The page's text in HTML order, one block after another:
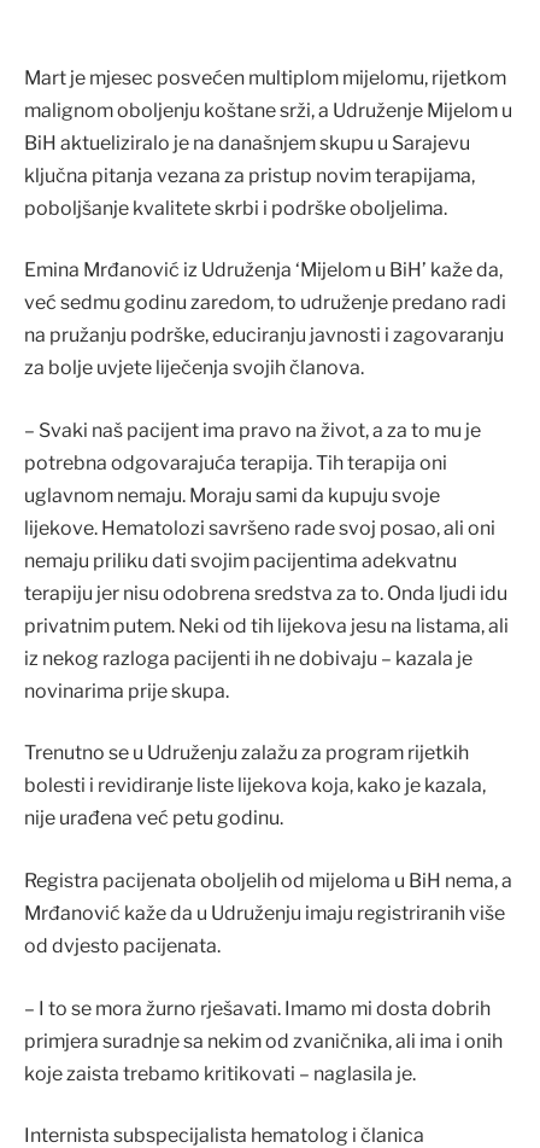
Mart je mjesec posvećen multiplom mijelomu, rijetkom
malignom oboljenju koštane srži, a Udruženje Mijelom u
BiH aktueliziralo je na današnjem skupu u Sarajevu
ključna pitanja vezana za pristup novim terapijama,
poboljšanje kvalitete skrbi i podrške oboljelima.
Emina Mrđanović iz Udruženja ‘Mijelom u BiH’ kaže da,
već sedmu godinu zaredom, to udruženje predano radi
na pružanju podrške, educiranju javnosti i zagovaranju
za bolje uvjete liječenja svojih članova.
– Svaki naš pacijent ima pravo na život, a za to mu je
potrebna odgovarajuća terapija. Tih terapija oni
uglavnom nemaju. Moraju sami da kupuju svoje
lijekove. Hematolozi savršeno rade svoj posao, ali oni
nemaju priliku dati svojim pacijentima adekvatnu
terapiju jer nisu odobrena sredstva za to. Onda ljudi idu
privatnim putem. Neki od tih lijekova jesu na listama, ali
iz nekog razloga pacijenti ih ne dobivaju – kazala je
novinarima prije skupa.
Trenutno se u Udruženju zalažu za program rijetkih
bolesti i revidiranje liste lijekova koja, kako je kazala,
nije urađena već petu godinu.
Registra pacijenata oboljelih od mijeloma u BiH nema, a
Mrđanović kaže da u Udruženju imaju registriranih više
od dvjesto pacijenata.
– I to se mora žurno rješavati. Imamo mi dosta dobrih
primjera suradnje sa nekim od zvaničnika, ali ima i onih
koje zaista trebamo kritikovati – naglasila je.
Internista subspecijalista hematolog i članica